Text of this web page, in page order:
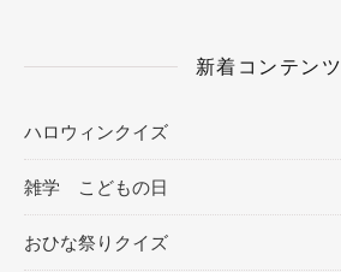
新着コンテンツ
ハロウィンクイズ
雑学 こどもの日
おひな祭りクイズ